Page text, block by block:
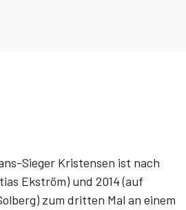
Sieger Kristensen ist nach
Ekström) und 2014 (auf
zum dritten Mal an einem